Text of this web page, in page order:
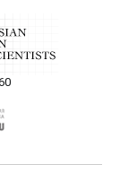
—
в
статей в